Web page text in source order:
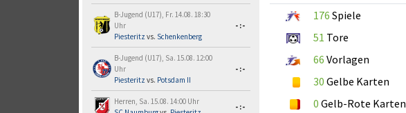
B-Jugend (U17), Fr. 14.08. 18:30
Uhr
Piesteritz vs. Schenkenberg
-:-
B-Jugend (U17), Sa. 15.08. 12:00
Uhr
Piesteritz vs. Potsdam II
-:-
Herren, Sa. 15.08. 14:00 Uhr
-:-
176 Spiele
51 Tore
66 Vorlagen
30 Gelbe Karten
0 Gelb-Rote Karten